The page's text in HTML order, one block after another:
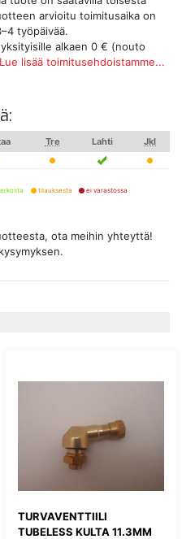
arvioitu toimitusaika on
työpäivää.
alkaen 0 € (nouto
Lue lisää toimitusehdoistamme...
Tre Lahti Jkl
tilauksesta ei varastossa
ota meihin yhteyttä!
TURVAVENTTIILI
TUBELESS KULTA 11.3MM